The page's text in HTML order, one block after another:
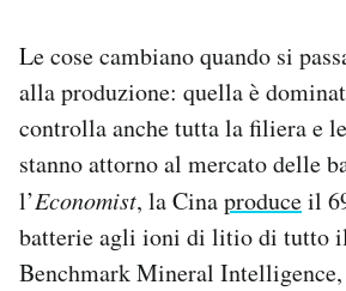
Le cose cambiano quando si
alla produzione: quella è
controlla anche tutta la filiera e
stanno attorno al mercato delle
l’Economist, la Cinaproduceil
batterie agli ioni di litio di tutto
Benchmark Mineral